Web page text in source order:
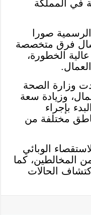
في المملكة
صورا
فرق متخصصة
الخطورة،
وزارة الصحة
وزيادة سعة
بإجراء
مختلفة من
الوبائي
من المخالطين، كما
الحالات